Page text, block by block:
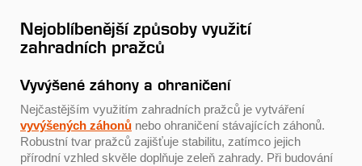
Nejoblíbenější způsoby využití
zahradních pražců
Vyvýšené záhony a ohraničení
Nejčastějším využitím zahradních pražců je vytváření
vyvýšených záhonů nebo ohraničení stávajících záhonů.
Robustní tvar pražců zajišťuje stabilitu, zatímco jejich
přírodní vzhled skvěle doplňuje zeleň zahrady. Při budování